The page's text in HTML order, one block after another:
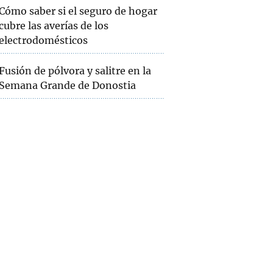
saber si el seguro de hogar
las averías de los
de pólvora y salitre en la
Grande de Donostia